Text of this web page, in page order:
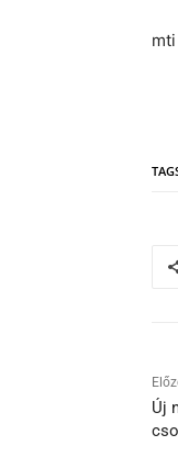
mti
Új